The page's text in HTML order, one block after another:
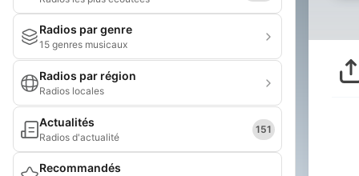
Radios par genre
15 genres musicaux
Radios par région
Radios locales
Actualités
Radios d'actualité
151
Recommandés